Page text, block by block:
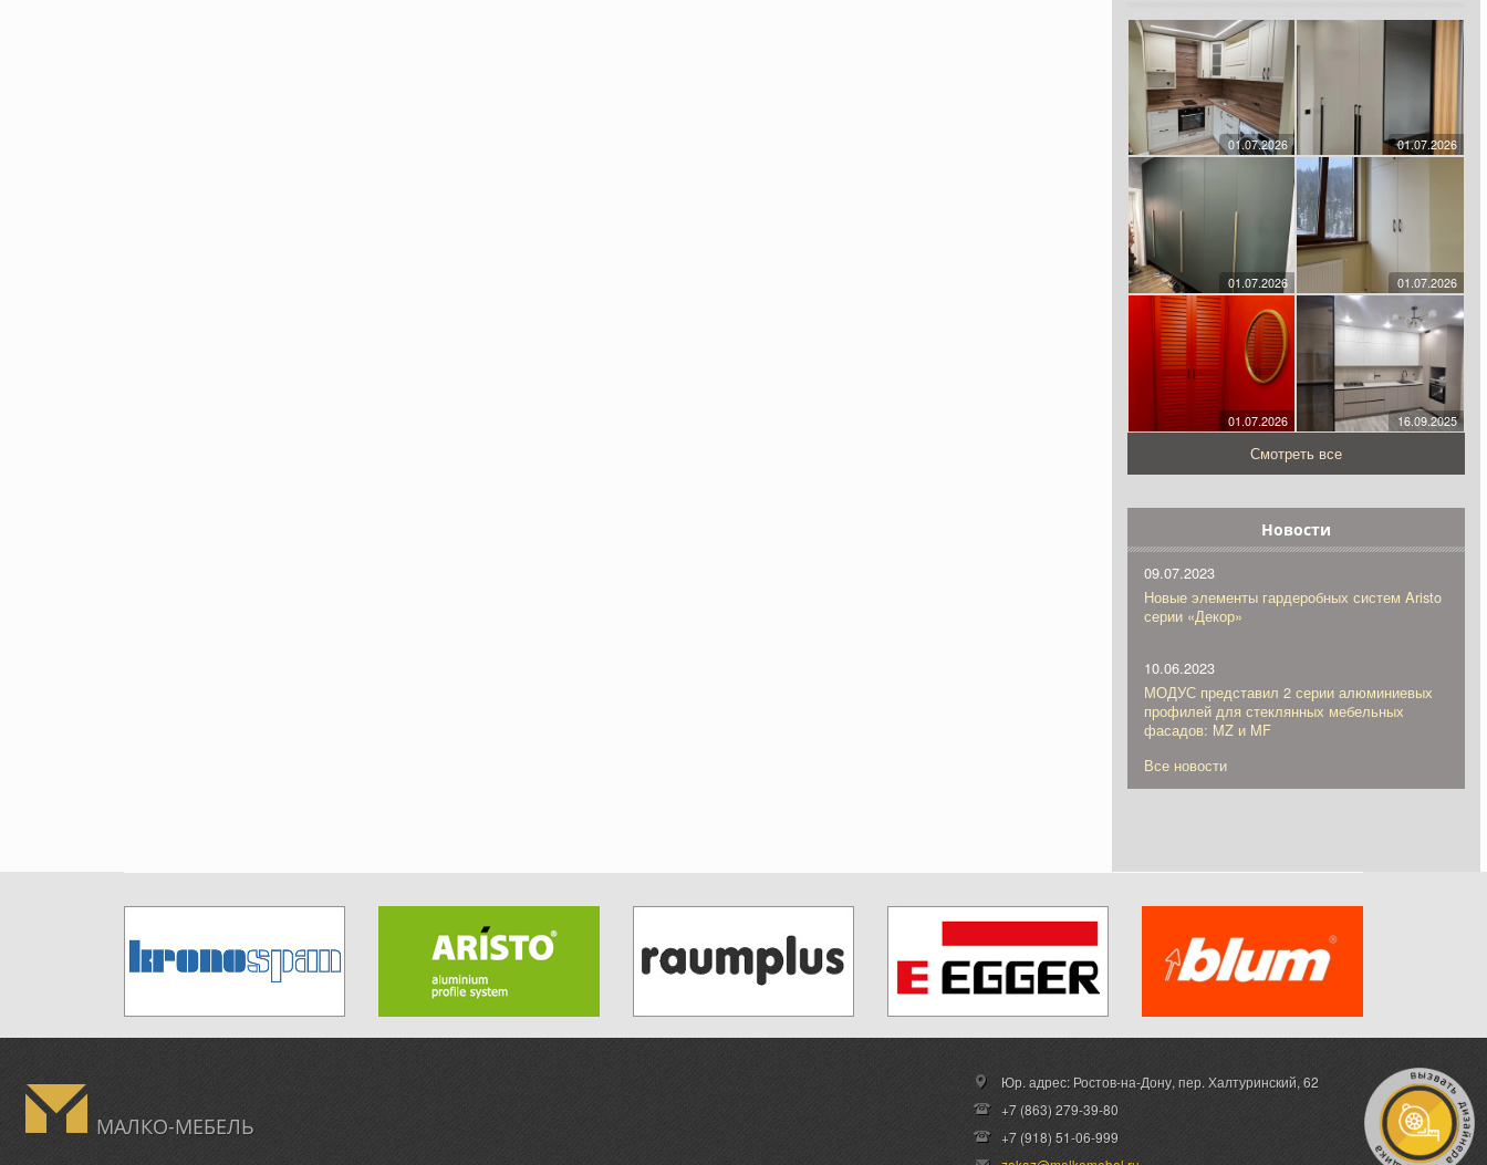
01.07.2026 01.07.2026
01.07.2026 01.07.2026
01.07.2026 16.09.2025
Смотреть все
Новости
09.07.2023
Новые элементы гардеробных систем Aristo
серии «Декор»
10.06.2023
МОДУС представил 2 серии алюминиевых
профилей для стеклянных мебельных
фасадов: MZ и MF
Все новости
МАЛКО-МЕБЕЛЬ
Юр. адрес: Ростов-на-Дону,пер. Халтуринский, 62
+7 (863) 279-39-80
+7 (918) 51-06-999